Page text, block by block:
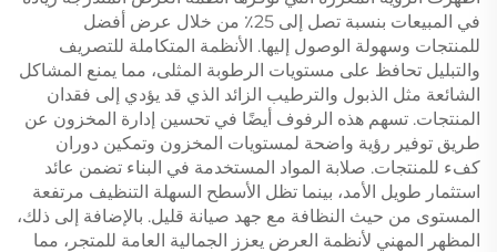
في المبيعات بنسبة تصل إلى 25٪ من خلال عرض أفضل
للمنتجات وسهولة الوصول إليها. الأنظمة المتكاملة للتصريف
والتبليل تحافظ على مستويات الرطوبة المثلى، مما يمنع المشاكل
الشائعة مثل الذبول والترطيب الزائد الذي قد يؤدي إلى فقدان
المنتجات. تسهم هذه الرفوف أيضًا في تحسين إدارة المخزون عن
طريق توفير رؤية واضحة لمستويات المخزون وتمكين دوران
كفء للمنتجات. صلابة المواد المستخدمة في البناء تضمن عائد
استثمار طويل الأمد، بينما تظل الأسطح السهلة التنظيف مرتفعة
المستوى من حيث النظافة مع جهد صيانة قليل. بالإضافة إلى ذلك،
المظهر المهني لأنظمة العرض يعزز الجمالية العامة للمتجر، مما